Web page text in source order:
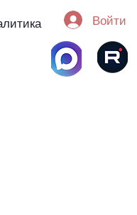
Войти